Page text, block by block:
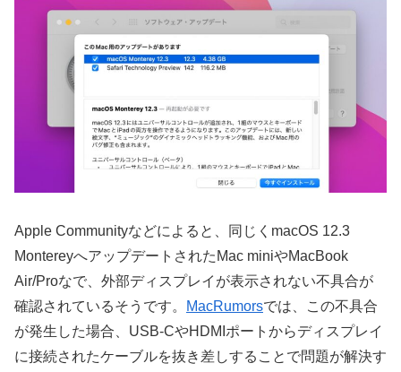
Apple Communityなどによると、同じくmacOS 12.3
MontereyへアップデートされたMac miniやMacBook
Air/Proなで、外部ディスプレイが表示されない不具合が
確認されているそうです。
MacRumorsでは、この不具合
が発生した場合、USB-CやHDMIポートからディスプレイ
に接続されたケーブルを抜き差しすることで問題が解決す